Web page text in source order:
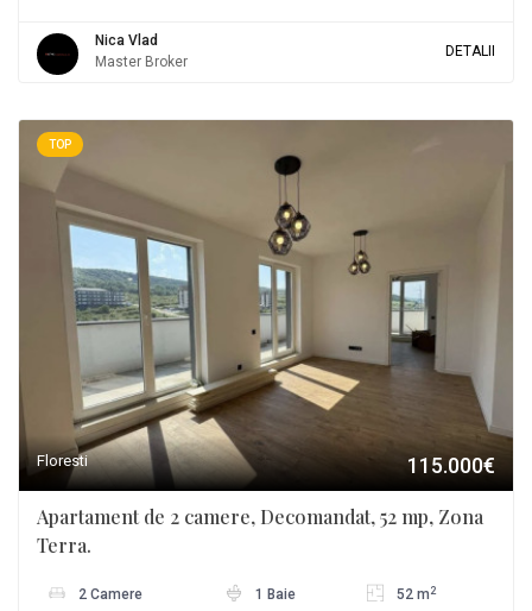
Nica Vlad
Master Broker
DETALII
TOP
Floresti 115.000€
Apartament de 2 camere, Decomandat, 52 mp, Zona
Terra.
2 Camere 1 Baie 52 m 2